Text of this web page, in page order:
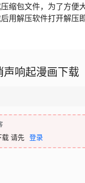
缩包文件，为了方便
用解压软件打开解压
声响起漫画下载
载 请先 登录